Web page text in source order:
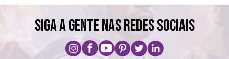
SIGA A GENTE NAS REDES SOCIAIS